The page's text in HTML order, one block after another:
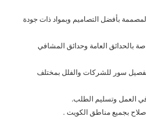
بأفضل التصاميم وبمواد ذات جودة
بالحدائق العامة وحدائق المشافي
تفصيل سور للشركات والفلل بمختلف
في العمل وتسليم الطلب.
بجميع مناطق الكويت .